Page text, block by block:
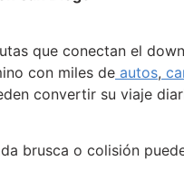
que conectan el
con miles de autos,
convertir su viaje
brusca o colisión